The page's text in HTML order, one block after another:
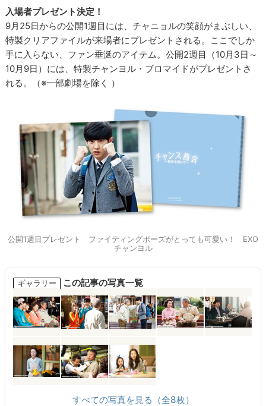
入場者プレゼント決定！
9月25日からの公開1週目には、チャニョルの笑顔がまぶしい、
特製クリアファイルが来場者にプレゼントされる。ここでしか
手に入らない、ファン垂涎のアイテム。公開2週目（10月3日～
10月9日）には、特製チャンヨル・ブロマイドがプレゼントさ
れる。（※一部劇場を除く ）
公開1週目プレゼント ファイティングポーズがとっても可愛い！ EXO
チャンヨル
ギャラリー この記事の写真一覧
すべての写真を見る（全8枚）